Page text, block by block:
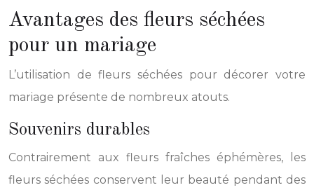
Avantages des fleurs séchées
pour un mariage
L’utilisation de fleurs séchées pour décorer votre
mariage présente de nombreux atouts.
Souvenirs durables
Contrairement aux fleurs fraîches éphémères, les
fleurs séchées conservent leur beauté pendant des